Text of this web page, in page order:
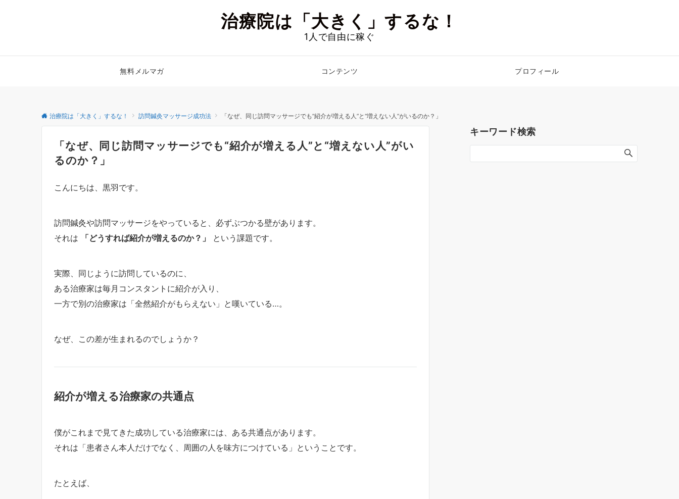
治療院は「大きく」するな！
1人で自由に稼ぐ
無料メルマガ コンテンツ プロフィール
治療院は「大きく」するな！ 訪問鍼灸マッサージ成功法 「なぜ、同じ訪問マッサージでも“紹介が増える人”と“増えない人”がいるのか？」
「なぜ、同じ訪問マッサージでも“紹介が増える人”と“増えない人”がい
るのか？」
こんにちは、黒羽です。
訪問鍼灸や訪問マッサージをやっていると、必ずぶつかる壁があります。
それは
「どうすれば紹介が増えるのか？」 という課題です。
実際、同じように訪問しているのに、
ある治療家は毎月コンスタントに紹介が入り、
一方で別の治療家は「全然紹介がもらえない」と嘆いている…。
なぜ、この差が生まれるのでしょうか？
紹介が増える治療家の共通点
僕がこれまで見てきた成功している治療家には、ある共通点があります。
それは「患者さん本人だけでなく、周囲の人を味方につけている」ということです。
たとえば、
キーワード検索